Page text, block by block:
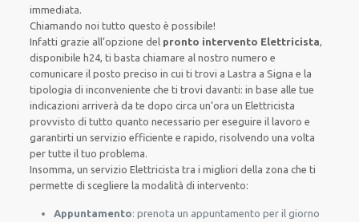
immediata.
Chiamando noi tutto questo è possibile!
Infatti grazie all’opzione del pronto intervento Elettricista,
disponibile h24, ti basta chiamare al nostro numero e
comunicare il posto preciso in cui ti trovi a Lastra a Signa e la
tipologia di inconveniente che ti trovi davanti: in base alle tue
indicazioni arriverà da te dopo circa un’ora un Elettricista
provvisto di tutto quanto necessario per eseguire il lavoro e
garantirti un servizio efficiente e rapido, risolvendo una volta
per tutte il tuo problema.
Insomma, un servizio Elettricista tra i migliori della zona che ti
permette di scegliere la modalità di intervento:
Appuntamento: prenota un appuntamento per il giorno